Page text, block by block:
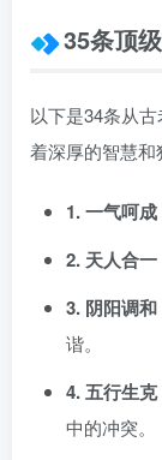
35条顶
以下是34条从
着深厚的智慧和
1. 一气呵成
2. 天人合一
3. 阴阳调和
谐。
4. 五行生克
中的冲突。